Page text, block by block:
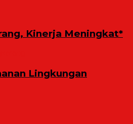
Kinerja Meningkat*
Lingkungan